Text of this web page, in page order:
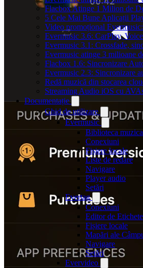
Flacbox Atinge 1 Milion de
5 Cele Mai Bune Aplicații
Video promoțional
Evermusic 3.6: CarPlay,
Evermusic 3.1: Crossfade,
Evermusic atinge 3 milioane
Flacbox 1.6: Sincronizare
Evermusic 2.3: Sincronizare
Redă muzică din stocarea
Streaming Audio iOS cu
Documentație
Ghid de utilizare
Evermusic
Biblioteca
Conexiuni
Fișiere locale
Liste de redare
Navigare
Player audio
Setări
Evertag
Conexiuni
Editor de Etichete
Fișiere locale
Mapări ale
Navigare
Setări
Evervideo